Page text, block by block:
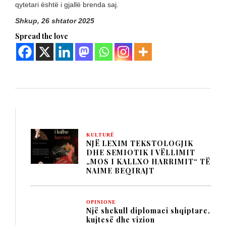
qytetari është i gjallë brenda saj.
Shkup, 26 shtator 2025
Spread the love
KULTURË
NJË LEXIM TEKSTOLOGJIK
DHE SEMIOTIK I VËLLIMIT
„MOS I KALLXO HARRIMIT“ TË
NAIME BEQIRAJT
OPINIONE
Një shekull diplomaci shqiptare,
kujtesë dhe vizion